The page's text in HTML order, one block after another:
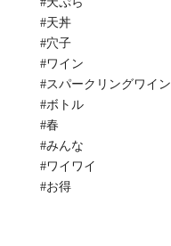
#天丼
#穴子
#ワイン
#スパークリングワイン
#ボトル
#春
#みんな
#ワイワイ
#お得